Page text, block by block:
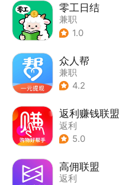
零工日结
兼职
1.0
众人帮
兼职
4.2
返利赚钱联盟
返利
5.0
高佣联盟
返利